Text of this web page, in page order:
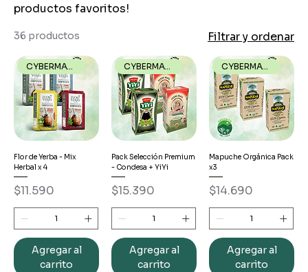
productos favoritos!
36 productos Filtrar y ordenar
CYBERMATE26
Flor de Yerba - Mix
Herbal x 4
Precio
$11.590
Agregar al
carrito
CYBERMATE26
Pack Selección Premium
- Condesa + YiYi
Precio
$15.390
Agregar al
carrito
CYBERMATE26
Mapuche Orgánica Pack
x3
Precio
$14.690
Agregar al
carrito